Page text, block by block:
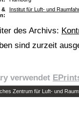
&
Institut für Luft- und
des Archivs:
sind zurzeit
verwendet
Zentrum für Luft- und